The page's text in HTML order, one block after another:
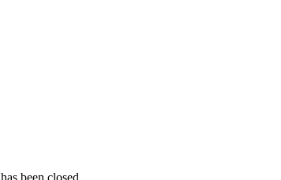
been closed.